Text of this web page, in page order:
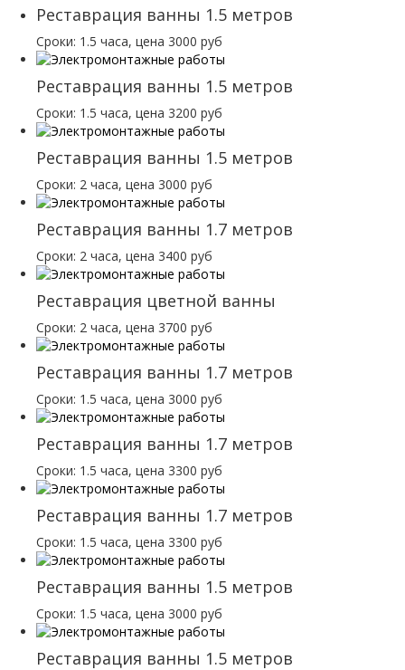
Реставрация ванны 1.5 метров
Сроки: 1.5 часа, цена 3000 руб
Реставрация ванны 1.5 метров
Сроки: 1.5 часа, цена 3200 руб
Реставрация ванны 1.5 метров
Сроки: 2 часа, цена 3000 руб
Реставрация ванны 1.7 метров
Сроки: 2 часа, цена 3400 руб
Реставрация цветной ванны
Сроки: 2 часа, цена 3700 руб
Реставрация ванны 1.7 метров
Сроки: 1.5 часа, цена 3000 руб
Реставрация ванны 1.7 метров
Сроки: 1.5 часа, цена 3300 руб
Реставрация ванны 1.7 метров
Сроки: 1.5 часа, цена 3300 руб
Реставрация ванны 1.5 метров
Сроки: 1.5 часа, цена 3000 руб
Реставрация ванны 1.5 метров